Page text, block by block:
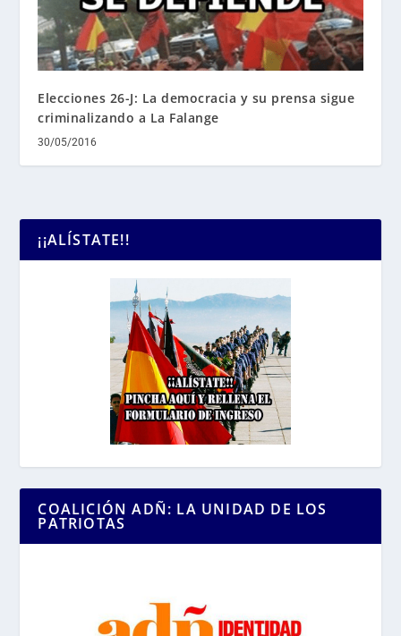
Elecciones 26-J: La democracia y su prensa sigue
criminalizando a La Falange
30/05/2016
¡¡ALÍSTATE!!
COALICIÓN ADÑ: LA UNIDAD DE LOS
PATRIOTAS